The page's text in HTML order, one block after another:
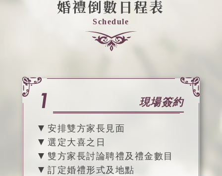
婚禮倒數日程表
Schedule
現場簽約
安排雙方家長見面
選定大喜之日
雙方家長討論聘禮及禮金數目
訂定婚禮形式及地點